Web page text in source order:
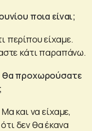
ποια είναι;
περίπου είχαμε.
κάτι παραπάνω.
θα προχωρούσατε
και να είχαμε,
δεν θα έκανα